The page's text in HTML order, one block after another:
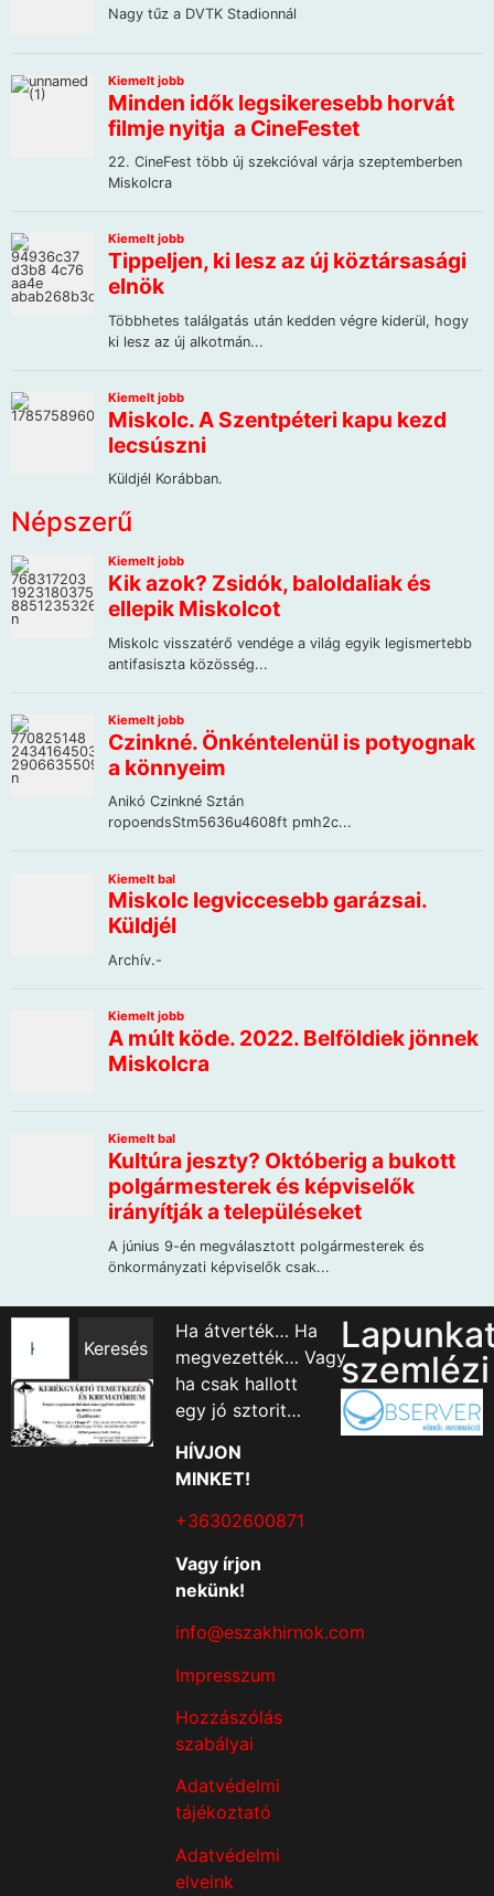
Népszerű
Keresés
Ha átverték… Ha
megvezették… Vagy
ha csak hallott
egy jó sztorit…
HÍVJON
MINKET!
+36302600871
Vagy írjon
nekünk!
info@eszakhirnok.com
Impresszum
Hozzászólás
szabályai
Adatvédelmi
tájékoztató
Adatvédelmi
elveink
szemlézi